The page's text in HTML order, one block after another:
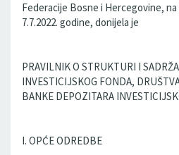
Federacije Bosne i Hercegovine, na
7.7.2022. godine, donijela je
PRAVILNIK O STRUKTURI I
INVESTICIJSKOG FONDA,
BANKE DEPOZITARA
I. OPĆE ODREDBE